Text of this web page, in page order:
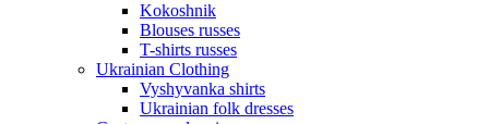
Kokoshnik
Blouses russes
T-shirts russes
Ukrainian Clothing
Vyshyvanka shirts
Ukrainian folk dresses